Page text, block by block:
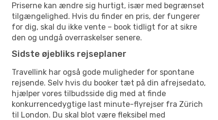
Priserne kan ændre sig hurtigt, især med begrænset
tilgængelighed. Hvis du finder en pris, der fungerer
for dig, skal du ikke vente – book tidligt for at sikre
den og undgå overraskelser senere.
Sidste øjebliks rejseplaner
Travellink har også gode muligheder for spontane
rejsende. Selv hvis du booker tæt på din afrejsedato,
hjælper vores tilbudsside dig med at finde
konkurrencedygtige last minute-flyrejser fra Zürich
til London. Du skal blot være fleksibel med